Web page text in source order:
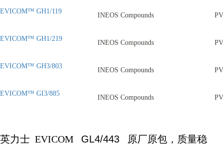
EVICOM™ GH1/119
INEOS Compounds
EVICOM™ GH1/219
INEOS Compounds
EVICOM™ GH3/803
INEOS Compounds
EVICOM™ GI3/885
INEOS Compounds
英力士 EVICOM GL4/443
原厂原包，质量稳